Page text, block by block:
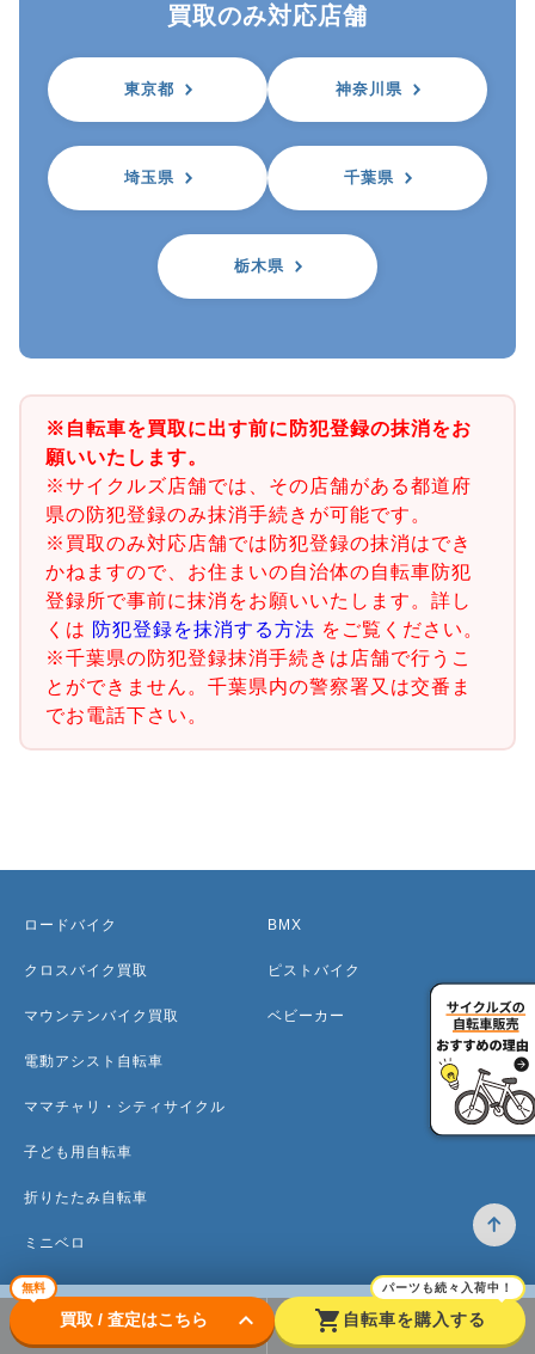
買取のみ対応店舗
東京都 神奈川県
埼玉県 千葉県
栃木県
※自転車を買取に出す前に防犯登録の抹消をお
願いいたします。
※サイクルズ店舗では、その店舗がある都道府
県の防犯登録のみ抹消手続きが可能です。
※買取のみ対応店舗では防犯登録の抹消はでき
かねますので、お住まいの自治体の自転車防犯
登録所で事前に抹消をお願いいたします。詳し
くは 防犯登録を抹消する方法 をご覧ください。
※千葉県の防犯登録抹消手続きは店舗で行うこ
とができません。千葉県内の警察署又は交番ま
でお電話下さい。
無料
買取 / 査定はこちら keyboard_arrow_down shopping_cart
パーツも続々入荷中！
自転車を購入する
ロードバイク
クロスバイク買取
マウンテンバイク買取
電動アシスト自転車
ママチャリ・シティサイクル
子ども用自転車
折りたたみ自転車
ミニベロ
BMX
ピストバイク
ベビーカー
トップ 高価買取のワケ